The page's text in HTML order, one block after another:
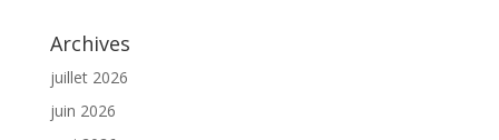
Archives
juillet 2026
juin 2026